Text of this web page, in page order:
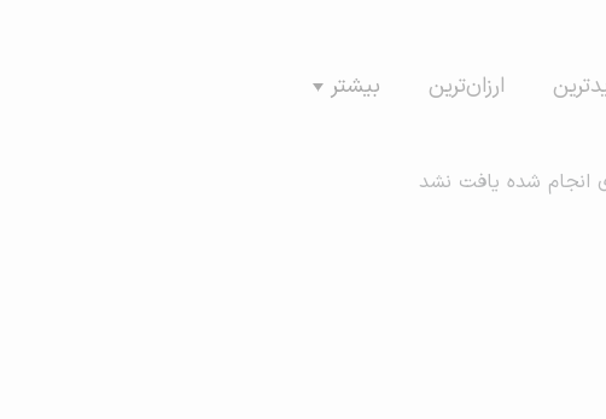
ارزان‌ترین بیشتر
انجام شده یافت نشد